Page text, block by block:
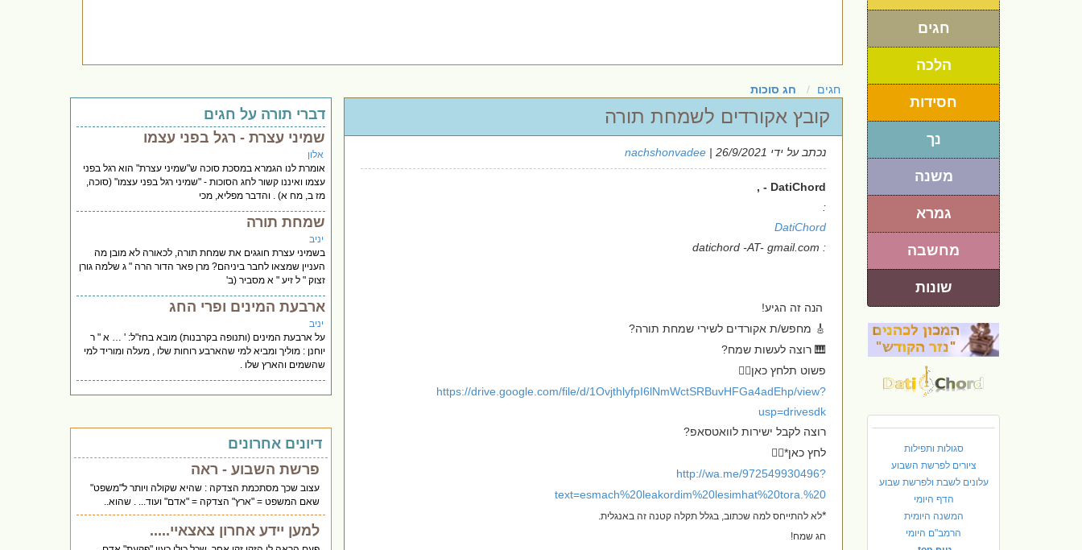
חגים
הלכה
חסידות
נך
משנה
גמרא
מחשבה
שונות
סגולות ותפילות
ציורים לפרשת השבוע
עלונים לשבת ולפרשת שבוע
הדף היומי
המשנה היומית
הרמב"ם היומי
חגים חג סוכות
קובץ אקורדים לשמחת תורה
נכתב על ידי nachshonvadee | 26/9/2021
DatiChord - ,
:
DatiChord
: datichord -AT- gmail.com
הנה זה הגיע!
🎸 מחפש/ת אקורדים לשירי שמחת תורה?
🎹 רוצה לעשות שמח?
פשוט תלחץ כאן👇🏽
https://drive.google.com/file/d/1OvjthlyfpI6lNmWctSRBuvHFGa4adEhp/view?
usp=drivesdk
רוצה לקבל ישירות לוואטסאפ?
לחץ כאן*👇🏽
http://wa.me/972549930496?
text=esmach%20leakordim%20lesimhat%20tora.%20
*לא להתייחס למה שכתוב, בגלל תקלה קטנה זה באנגלית.
חג שמח!
דברי תורה על חגים
שמיני עצרת - רגל בפני עצמו
אלון
אומרת לנו הגמרא במסכת סוכה ש"שמיני עצרת" הוא רגל בפני
עצמו ואיננו קשור לחג הסוכות - "שמיני רגל בפני עצמו" (סוכה,
מז ב, מח א) . והדבר מפליא, מכי
שמחת תורה
יניב
בשמיני עצרת חוגגים את שמחת תורה, לכאורה לא מובן מה
העניין שמצאו לחבר ביניהם? מרן פאר הדור הרה " ג שלמה גורן
זצוק " ל זיע " א מסביר (ב'
ארבעת המינים ופרי החג
יניב
על ארבעת המינים (ותנופה בקרבנות) מובא בחז"ל: ' … א " ר
יוחנן : מוליך ומביא למי שהארבע רוחות שלו , מעלה ומוריד למי
שהשמים והארץ שלו .
דיונים אחרונים
פרשת השבוע - ראה
עצוב שכך מסתכמת הצדקה : שהיא שקולה ויותר ל"משפט"
שאם המשפט = "ארץ" הצדקה = "אדם" ועוד... . שהוא..
למען יידע אחרון צאצאיי.....